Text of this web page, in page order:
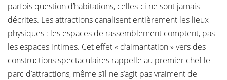
parfois question d’habitations, celles-ci ne sont jamais
décrites. Les attractions canalisent entièrement les lieux
physiques : les espaces de rassemblement comptent, pas
les espaces intimes. Cet effet « d’aimantation » vers des
constructions spectaculaires rappelle au premier chef le
parc d’attractions, même s’il ne s’agit pas vraiment de